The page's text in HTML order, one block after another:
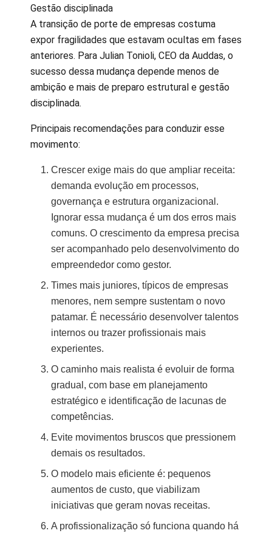
Gestão disciplinada
A transição de porte de empresas costuma
expor fragilidades que estavam ocultas em fases
anteriores. Para Julian Tonioli, CEO da Auddas, o
sucesso dessa mudança depende menos de
ambição e mais de preparo estrutural e gestão
disciplinada.
Principais recomendações para conduzir esse
movimento:
Crescer exige mais do que ampliar receita:
demanda evolução em processos,
governança e estrutura organizacional.
Ignorar essa mudança é um dos erros mais
comuns. O crescimento da empresa precisa
ser acompanhado pelo desenvolvimento do
empreendedor como gestor.
Times mais juniores, típicos de empresas
menores, nem sempre sustentam o novo
patamar. É necessário desenvolver talentos
internos ou trazer profissionais mais
experientes.
O caminho mais realista é evoluir de forma
gradual, com base em planejamento
estratégico e identificação de lacunas de
competências.
Evite movimentos bruscos que pressionem
demais os resultados.
O modelo mais eficiente é: pequenos
aumentos de custo, que viabilizam
iniciativas que geram novas receitas.
A profissionalização só funciona quando há